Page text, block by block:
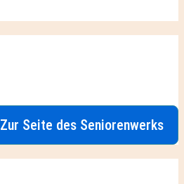
Zur Seite des Seniorenwerks